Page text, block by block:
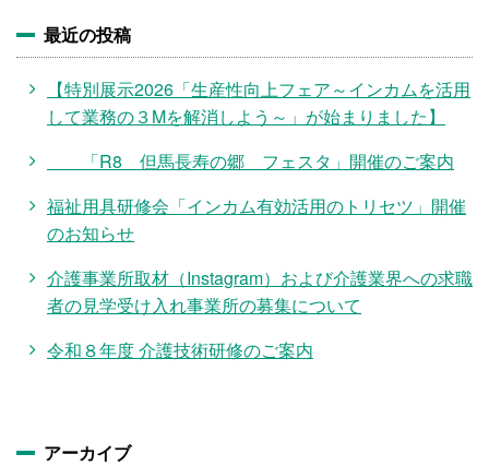
最近の投稿
【特別展示2026「生産性向上フェア～インカムを活用
して業務の３Mを解消しよう～」が始まりました】
「R8 但馬長寿の郷 フェスタ」開催のご案内
福祉用具研修会「インカム有効活用のトリセツ」開催
のお知らせ
介護事業所取材（Instagram）および介護業界への求職
者の見学受け入れ事業所の募集について
令和８年度 介護技術研修のご案内
アーカイブ